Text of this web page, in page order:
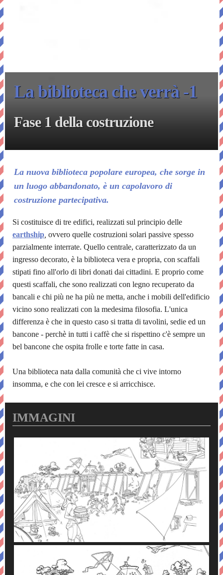
La biblioteca che verrà -1
Fase 1 della costruzione
La nuova biblioteca popolare europea, che sorge in
un luogo abbandonato, è un capolavoro di
costruzione partecipativa.
Si costituisce di tre edifici, realizzati sul principio delle
earthship ovvero quelle costruzioni solari passive spesso
parzialmente interrate. Quello centrale, caratterizzato da un
ingresso decorato, è la biblioteca vera e propria, con scaffali
stipati fino all'orlo di libri donati dai cittadini. E proprio come
questi scaffali, che sono realizzati con legno recuperato da
bancali e chi più ne ha più ne metta, anche i mobili dell'edificio
vicino sono realizzati con la medesima filosofia. L'unica
differenza è che in questo caso si tratta di tavolini, sedie ed un
bancone - perchè in tutti i caffè che si rispettino c'è sempre un
bel bancone che ospita frolle e torte fatte in casa.
Una biblioteca nata dalla comunità che ci vive intorno
insomma, e che con lei cresce e si arricchisce.
IMMAGINI